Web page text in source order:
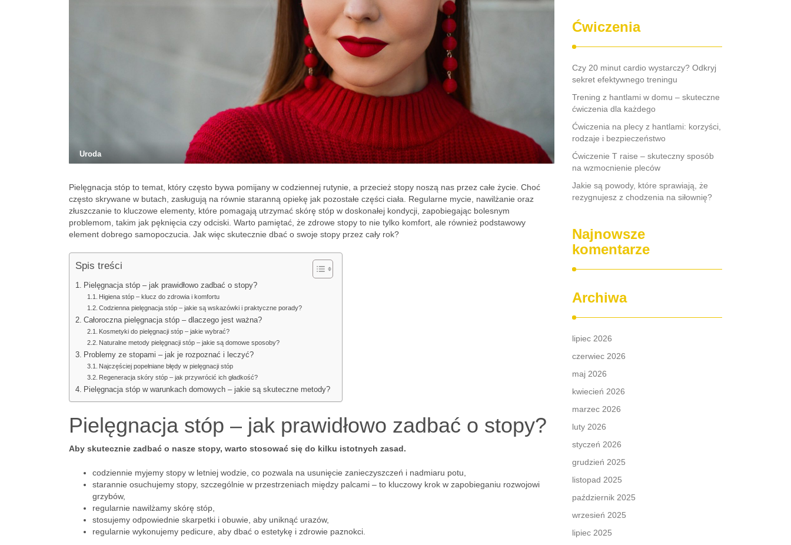
Uroda
Pielęgnacja stóp to temat, który często bywa pomijany w codziennej rutynie, a przecież stopy noszą nas przez całe życie. Choć
często skrywane w butach, zasługują na równie staranną opiekę jak pozostałe części ciała. Regularne mycie, nawilżanie oraz
złuszczanie to kluczowe elementy, które pomagają utrzymać skórę stóp w doskonałej kondycji, zapobiegając bolesnym
problemom, takim jak pęknięcia czy odciski. Warto pamiętać, że zdrowe stopy to nie tylko komfort, ale również podstawowy
element dobrego samopoczucia. Jak więc skutecznie dbać o swoje stopy przez cały rok?
Spis treści
Pielęgnacja stóp – jak prawidłowo zadbać o stopy?
Higiena stóp – klucz do zdrowia i komfortu
Codzienna pielęgnacja stóp – jakie są wskazówki i praktyczne porady?
Całoroczna pielęgnacja stóp – dlaczego jest ważna?
Kosmetyki do pielęgnacji stóp – jakie wybrać?
Naturalne metody pielęgnacji stóp – jakie są domowe sposoby?
Problemy ze stopami – jak je rozpoznać i leczyć?
Najczęściej popełniane błędy w pielęgnacji stóp
Regeneracja skóry stóp – jak przywrócić ich gładkość?
Pielęgnacja stóp w warunkach domowych – jakie są skuteczne metody?
Pielęgnacja stóp – jak prawidłowo zadbać o stopy?
Aby skutecznie zadbać o nasze stopy, warto stosować się do kilku istotnych zasad.
codziennie myjemy stopy w letniej wodzie, co pozwala na usunięcie zanieczyszczeń i nadmiaru potu,
starannie osuchujemy stopy, szczególnie w przestrzeniach między palcami – to kluczowy krok w zapobieganiu rozwojowi
grzybów,
regularnie nawilżamy skórę stóp,
stosujemy odpowiednie skarpetki i obuwie, aby uniknąć urazów,
regularnie wykonujemy pedicure, aby dbać o estetykę i zdrowie paznokci.
Ćwiczenia
Czy 20 minut cardio wystarczy? Odkryj
sekret efektywnego treningu
Trening z hantlami w domu – skuteczne
ćwiczenia dla każdego
Ćwiczenia na plecy z hantlami: korzyści,
rodzaje i bezpieczeństwo
Ćwiczenie T raise – skuteczny sposób
na wzmocnienie pleców
Jakie są powody, które sprawiają, że
rezygnujesz z chodzenia na siłownię?
Najnowsze
komentarze
Archiwa
lipiec 2026
czerwiec 2026
maj 2026
kwiecień 2026
marzec 2026
luty 2026
styczeń 2026
grudzień 2025
listopad 2025
październik 2025
wrzesień 2025
lipiec 2025